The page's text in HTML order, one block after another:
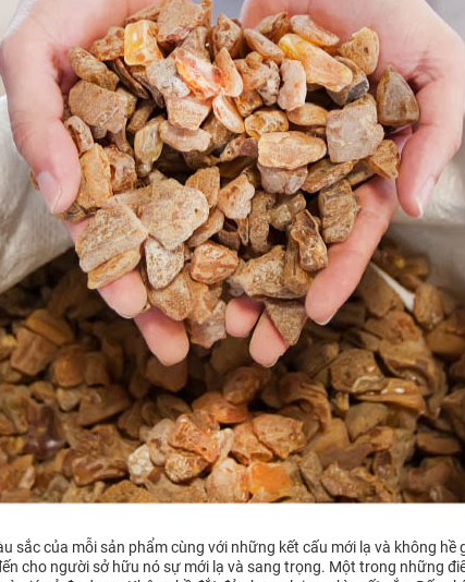
sắc của mỗi sản phẩm cùng với những kết cấu mới lạ và không hề
cho người sở hữu nó sự mới lạ và sang trọng. Một trong những